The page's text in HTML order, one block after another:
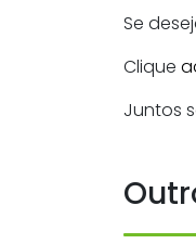
Se
Clique
Juntos